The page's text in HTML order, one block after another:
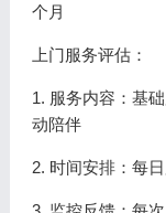
个月
上门服务评估：
1. 服务内容：基
动陪伴
2. 时间安排：每